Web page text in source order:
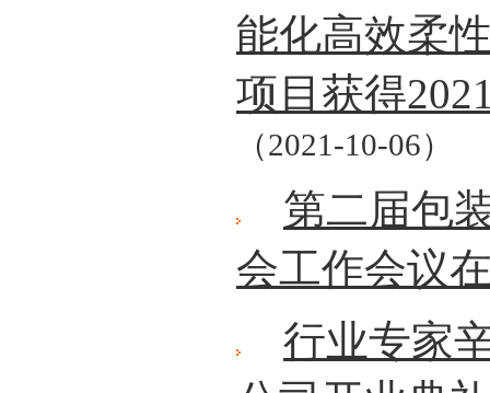
能化高效柔
项目获得
（2021-10-06）
第二届包
会工作会议
行业专家